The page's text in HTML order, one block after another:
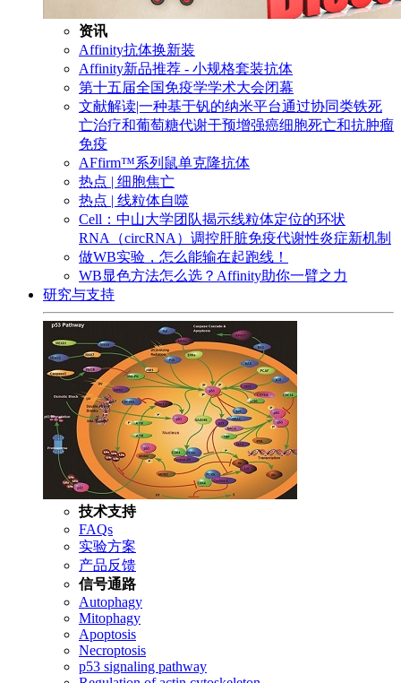
资讯
Affinity抗体换新装
Affinity新品推荐 - 小规格套装抗体
第十五届全国免疫学学术大会闭幕
文献解读|一种基于钒的纳米平台通过协同类铁死
亡治疗和葡萄糖代谢干预增强癌细胞死亡和抗肿瘤
免疫
AFfirm™系列鼠单克隆抗体
热点 | 细胞焦亡
热点 | 线粒体自噬
Cell：中山大学团队揭示线粒体定位的环状
RNA（circRNA）调控肝脏免疫代谢性炎症新机制
做WB实验，怎么能输在起跑线！
WB显色方法怎么选？Affinity助你一臂之力
研究与支持
技术支持
FAQs
实验方案
产品反馈
信号通路
Autophagy
Mitophagy
Apoptosis
Necroptosis
p53 signaling pathway